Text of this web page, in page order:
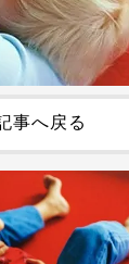
事へ戻る